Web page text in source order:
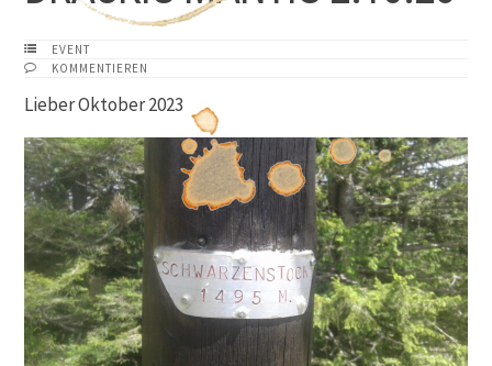
EVENT
KOMMENTIEREN
Lieber Oktober 2023